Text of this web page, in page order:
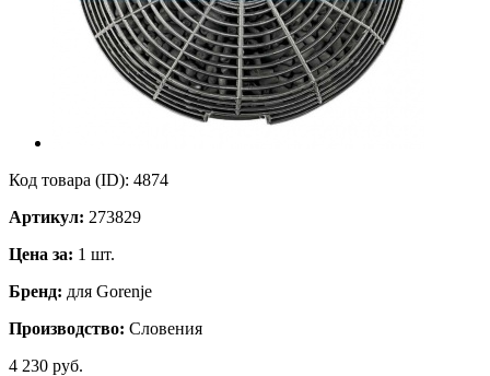
Код товара (ID): 4874
Артикул: 273829
Цена за: 1 шт.
Бренд: для Gorenje
Производство: Словения
4 230 руб.